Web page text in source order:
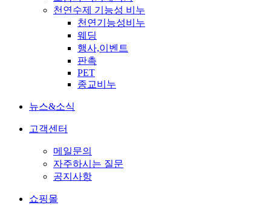
천연수제 기능성 비누
천연기능성비누
웨딩
행사,이벤트
판촉
PET
종교비누
뉴스&소식
고객센터
메일문의
자주하시는 질문
공지사항
쇼핑몰